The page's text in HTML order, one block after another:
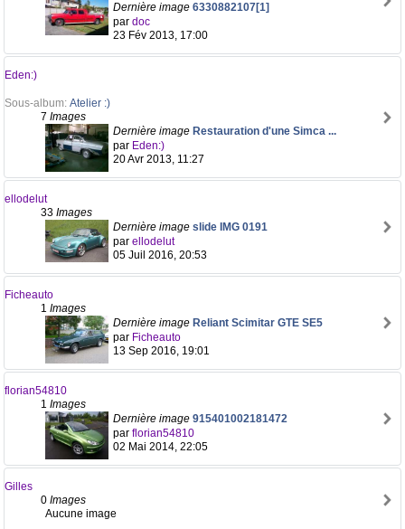
Dernière image 6330882107[1]
par doc
23 Fév 2013, 17:00
Eden:)
Sous-album: Atelier :)
7 Images
Dernière image Restauration d'une Simca ...
par Eden:)
20 Avr 2013, 11:27
ellodelut
33 Images
Dernière image slide IMG 0191
par ellodelut
05 Juil 2016, 20:53
Ficheauto
1 Images
Dernière image Reliant Scimitar GTE SE5
par Ficheauto
13 Sep 2016, 19:01
florian54810
1 Images
Dernière image 915401002181472
par florian54810
02 Mai 2014, 22:05
Gilles
0 Images
Aucune image